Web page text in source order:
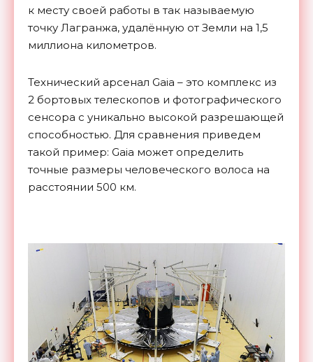
к месту своей работы в так называемую
точку Лагранжа, удалённую от Земли на 1,5
миллиона километров.
Технический арсенал Gaia – это комплекс из
2 бортовых телескопов и фотографического
сенсора с уникально высокой разрешающей
способностью. Для сравнения приведем
такой пример: Gaia может определить
точные размеры человеческого волоса на
расстоянии 500 км.